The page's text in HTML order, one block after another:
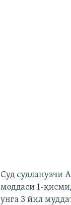
Суд судланувчи
моддаси 1-
унга 3 йил